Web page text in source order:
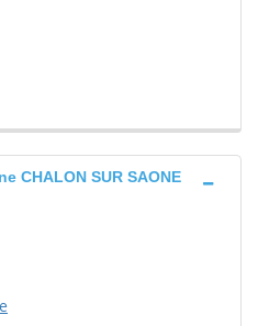
CHALON SUR SAONE